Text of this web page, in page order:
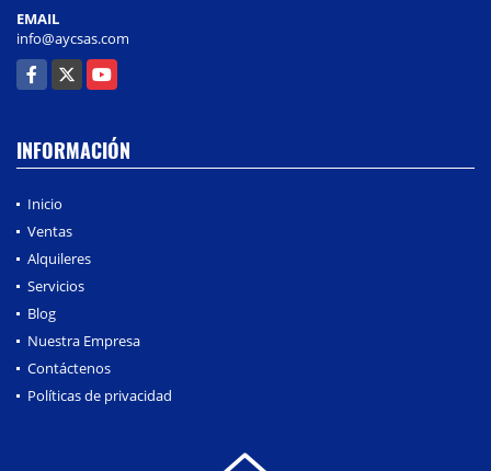
EMAIL
info@aycsas.com
Facebook
X YouTube
INFORMACIÓN
Inicio
Ventas
Alquileres
Servicios
Blog
Nuestra Empresa
Contáctenos
Políticas de privacidad